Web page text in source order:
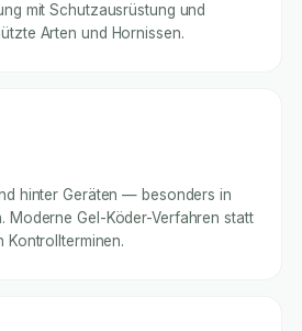
mit Schutzausrüstung und
Arten und Hornissen.
hinter Geräten — besonders in
Moderne Gel-Köder-Verfahren statt
Kontrollterminen.